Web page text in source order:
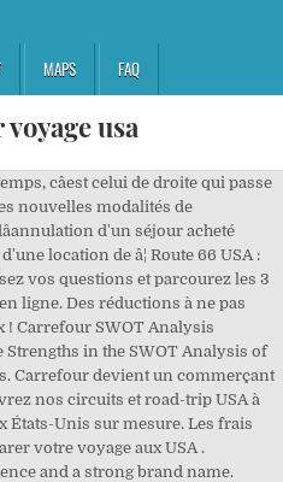
MAPS FAQ
usa
câest celui de droite qui passe
nouvelles modalités de
d'un séjour acheté
location de â¦ Route 66 USA :
vos questions et parcourez les 3
ligne. Des réductions à ne pas
! Carrefour SWOT Analysis
in the SWOT Analysis of
Carrefour devient un commerçant
nos circuits et road-trip USA à
États-Unis sur mesure. Les frais
votre voyage aux USA .
and a strong brand name.